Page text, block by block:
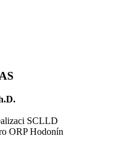
SCLLD
ORP Hodonín